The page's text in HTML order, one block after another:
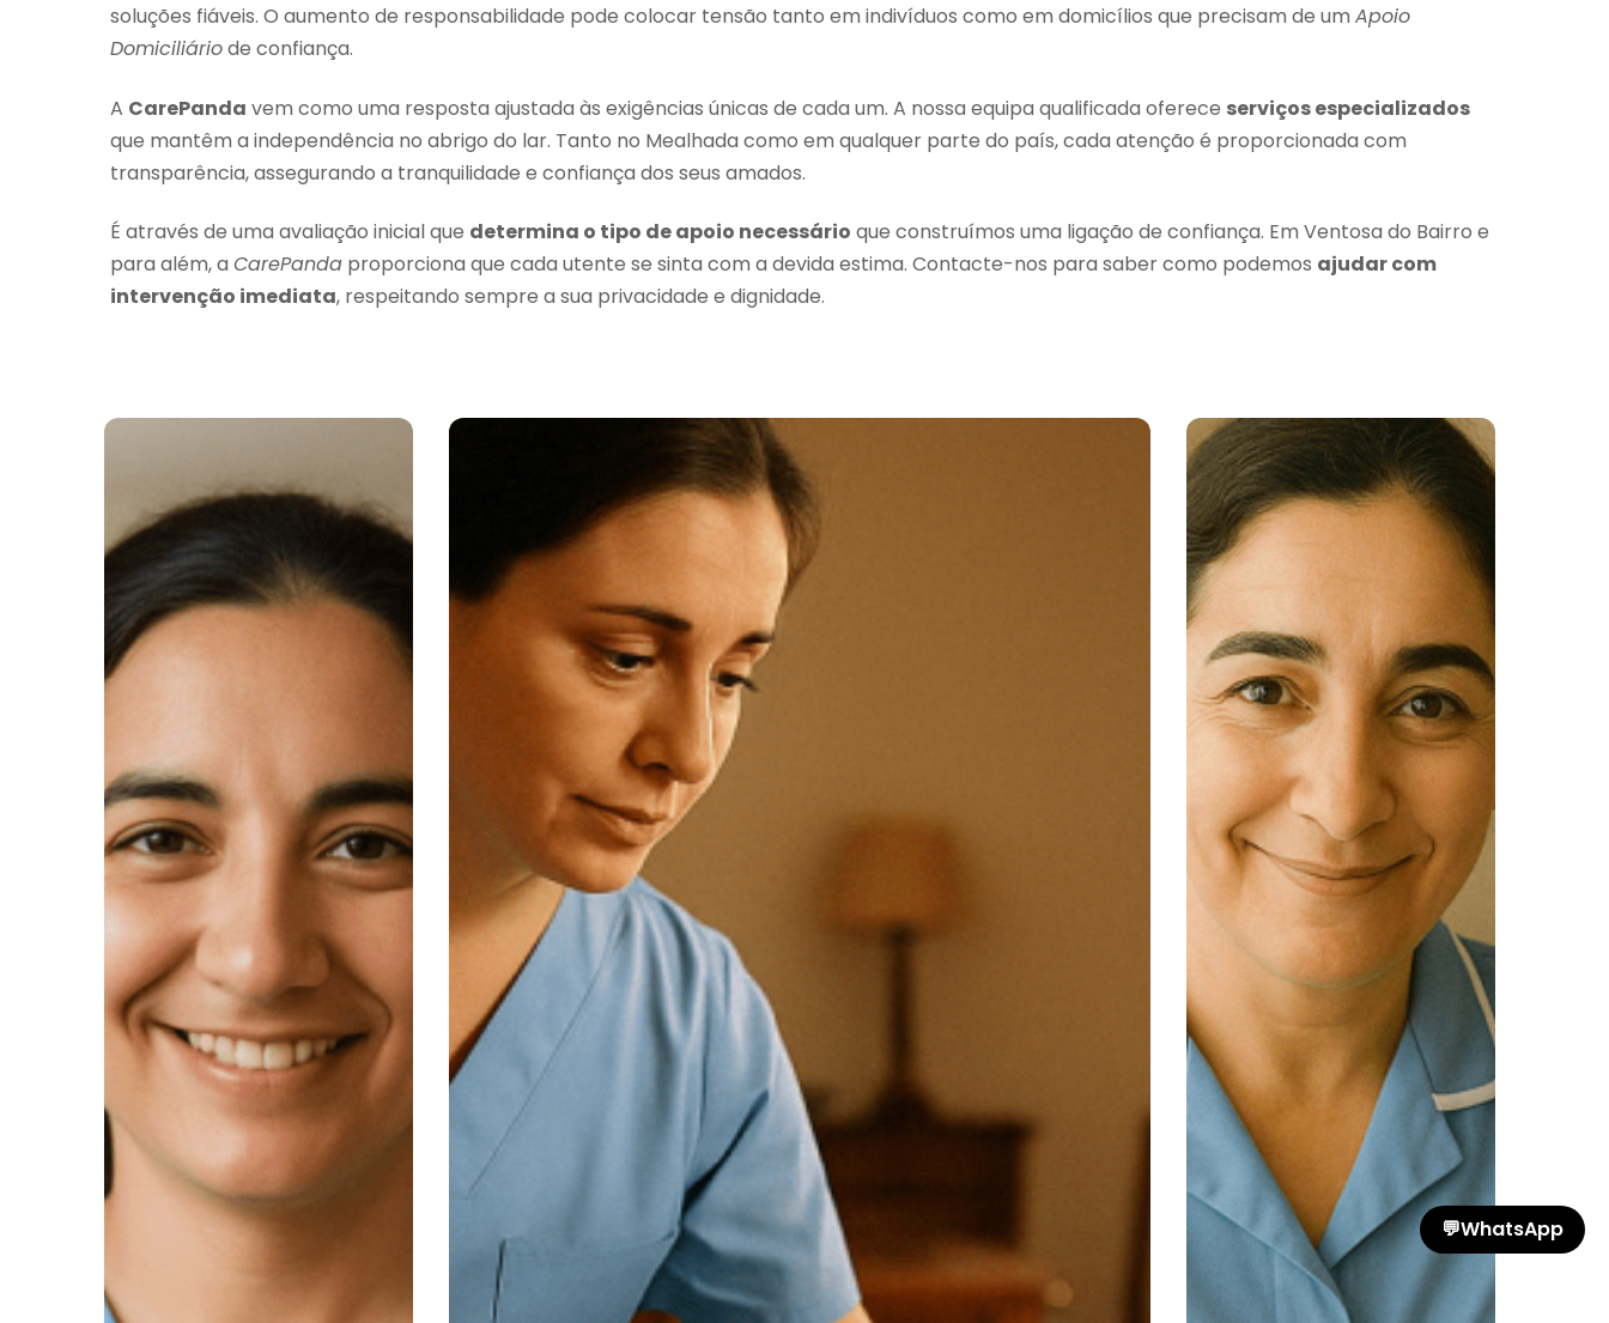
soluções fiáveis. O aumento de responsabilidade pode colocar tensão tanto em indivíduos como em domicílios que precisam de um Apoio
Domiciliáriode confiança.
A CarePanda vem como uma resposta ajustada às exigências únicas de cada um. A nossa equipa qualificada oferece serviços especializados
que mantêm a independência no abrigo do lar. Tanto no Mealhada como em qualquer parte do país, cada atenção é proporcionada com
transparência, assegurando a tranquilidade e confiança dos seus amados.
É através de uma avaliação inicial que determina o tipo de apoio necessário que construímos uma ligação de confiança. Em Ventosa do Bairro e
para além, a CarePanda proporciona que cada utente se sinta com a devida estima. Contacte-nos para saber como podemos ajudar com
intervenção imediata, respeitando sempre a sua privacidade e dignidade.
💬WhatsApp